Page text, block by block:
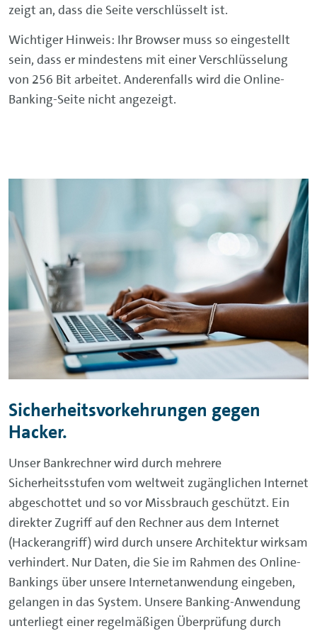
zeigt an, dass die Seite verschlüsselt ist.
Wichtiger Hinweis: Ihr Browser muss so eingestellt
sein, dass er mindestens mit einer Verschlüsselung
von 256 Bit arbeitet. Anderenfalls wird dieOnline-
Banking-Seite nicht angezeigt.
Sicherheitsvorkehrungen gegen
Hacker.
Unser Bankrechner wird durch mehrere
Sicherheitsstufen vom weltweit zugänglichen Internet
abgeschottet und so vor Missbrauch geschützt. Ein
direkter Zugriff auf den Rechner aus dem Internet
(Hackerangriff) wird durch unsere Architektur wirksam
verhindert. Nur Daten, die Sie im Rahmen des Online-
Bankings über unsere Internetanwendung eingeben,
gelangen in das System. Unsere Banking-Anwendung
unterliegt einer regelmäßigen Überprüfung durch